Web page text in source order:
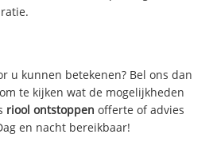
u kunnen betekenen? Bel ons dan
om te kijken wat de mogelijkheden
riool ontstoppen offerte of advies
en nacht bereikbaar!